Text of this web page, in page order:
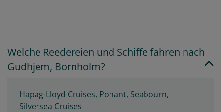
Welche Reedereien und Schiffe fahren nach
Gudhjem, Bornholm?
Hapag-Lloyd Cruises, Ponant, Seabourn,
Silversea Cruises